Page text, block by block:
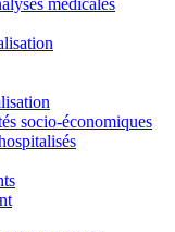
médicales
socio-économiques